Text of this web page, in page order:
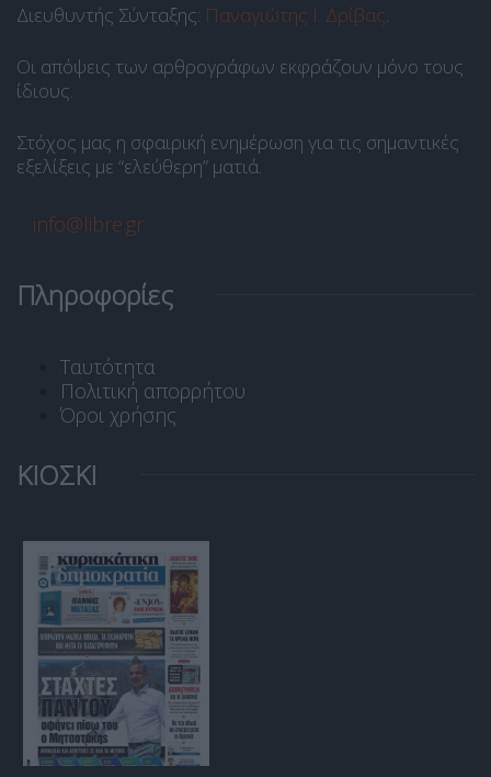
Διευθυντής Σύνταξης: Παναγιώτης Ι. Δρίβας.
Οι απόψεις των αρθρογράφων εκφράζουν μόνο τους
ίδιους.
Στόχος μας η σφαιρική ενημέρωση για τις σημαντικές
εξελίξεις με “ελεύθερη” ματιά.
info@libre.gr
Πληροφορίες
Ταυτότητα
Πολιτική απορρήτου
Όροι χρήσης
ΚΙΟΣΚΙ